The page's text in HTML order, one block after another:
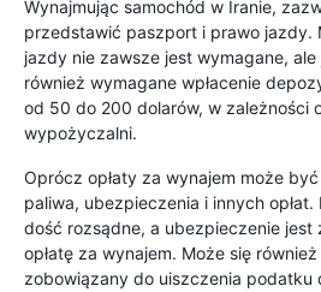
Wynajmując samochód w Iranie,
przedstawić paszport i prawo jazdy.
jazdy nie zawsze jest wymagane,
również wymagane wpłacenie
od 50 do 200 dolarów, w zależności
wypożyczalni.
Oprócz opłaty za wynajem może
paliwa, ubezpieczenia i innych
dość rozsądne, a ubezpieczenie
opłatę za wynajem. Może się
zobowiązany do uiszczenia podatku